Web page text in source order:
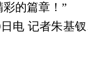
的篇章！”
日电 记者朱基